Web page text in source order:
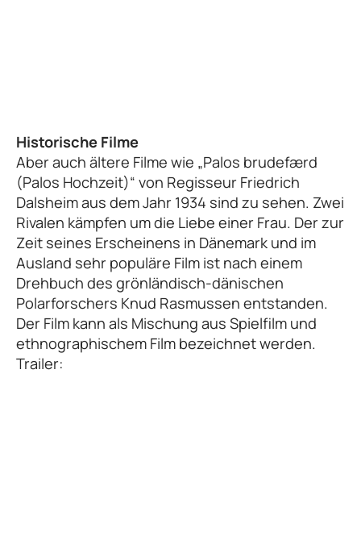
Historische Filme
Aber auch ältere Filme wie „Palos brudefærd
(Palos Hochzeit)“ von Regisseur Friedrich
Dalsheim aus dem Jahr 1934 sind zu sehen. Zwei
Rivalen kämpfen um die Liebe einer Frau. Der zur
Zeit seines Erscheinens in Dänemark und im
Ausland sehr populäre Film ist nach einem
Drehbuch des grönländisch-dänischen
Polarforschers Knud Rasmussen entstanden.
Der Film kann als Mischung aus Spielfilm und
ethnographischem Film bezeichnet werden.
Trailer: